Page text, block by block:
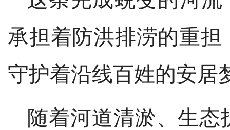
承担着防洪排涝的重
守护着沿线百姓的安居
随着河道清淤、生